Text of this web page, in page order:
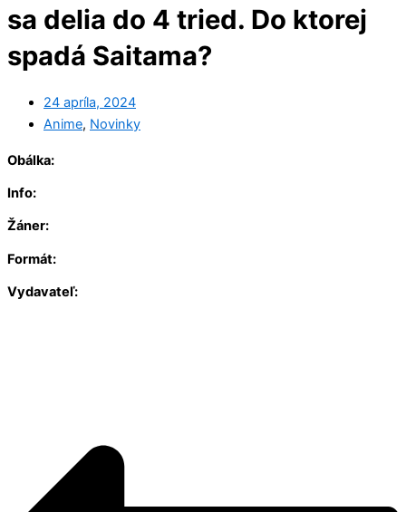
sa delia do 4 tried. Do ktorej
spadá Saitama?
24 apríla, 2024
Anime, Novinky
Obálka:
Info:
Žáner:
Formát:
Vydavateľ: